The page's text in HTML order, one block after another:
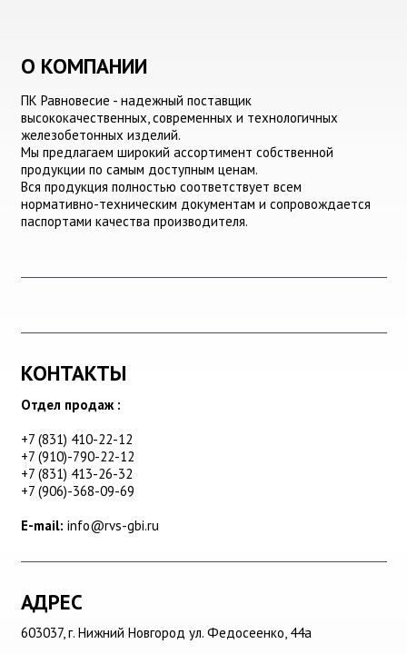
О КОМПАНИИ
ПК Равновесие - надежный поставщик
высококачественных, современных и технологичных
железобетонных изделий.
Мы предлагаем широкий ассортимент собственной
продукции по самым доступным ценам.
Вся продукция полностью соответствует всем
нормативно-техническим документам и сопровождается
паспортами качества производителя.
КОНТАКТЫ
Отдел продаж :
+7 (831) 410-22-12
+7 (910)-790-22-12
+7 (831) 413-26-32
+7 (906)-368-09-69
E-mail: info@rvs-gbi.ru
АДРЕС
603037, г. Нижний Новгород ул. Федосеенко, 44а